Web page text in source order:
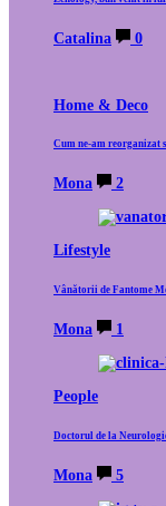
Catalina 0
Home & Deco
Cum ne-am reorganizat
Mona 2
Lifestyle
Vânătorii de Fantome
Mona 1
People
Doctorul de la
Mona 5